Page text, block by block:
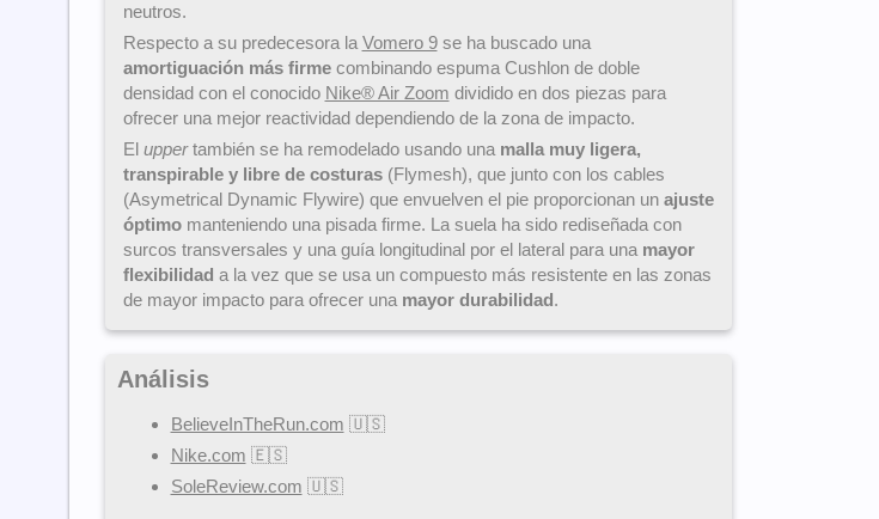
neutros.
Respecto a su predecesora la Vomero 9se ha buscado una
amortiguación más firmecombinando espuma Cushlon de doble
densidad con el conocido Nike® Air Zoom dividido en dos piezas para
ofrecer una mejor reactividad dependiendo de la zona de impacto.
El uppertambién se ha remodelado usando una malla muy ligera,
transpirable y libre de costuras(Flymesh), que junto con los cables
(Asymetrical Dynamic Flywire) que envuelven el pie proporcionan un ajuste
óptimomanteniendo una pisada firme. La suela ha sido rediseñada con
surcos transversales y una guía longitudinal por el lateral para una mayor
flexibilidad a la vez que se usa un compuesto más resistente en las zonas
de mayor impacto para ofrecer una mayor durabilidad.
Análisis
BelieveInTheRun.com 🇺🇸
Nike.com 🇪🇸
SoleReview.com 🇺🇸